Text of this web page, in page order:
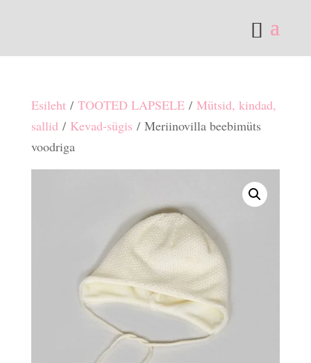
Esileht/ TOOTED LAPSELE/ Mütsid, kindad,
sallid/ Kevad-sügis / Meriinovilla beebimüts
voodriga